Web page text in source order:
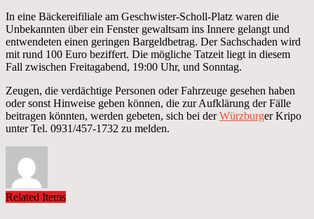
In eine Bäckereifiliale am Geschwister-Scholl-Platz waren die
Unbekannten über ein Fenster gewaltsam ins Innere gelangt und
entwendeten einen geringen Bargeldbetrag. Der Sachschaden wird
mit rund 100 Euro beziffert. Die mögliche Tatzeit liegt in diesem
Fall zwischen Freitagabend, 19:00 Uhr, und Sonntag.
Zeugen, die verdächtige Personen oder Fahrzeuge gesehen haben
oder sonst Hinweise geben können, die zur Aufklärung der Fälle
beitragen könnten, werden gebeten, sich bei derWürzburger Kripo
unter Tel. 0931/457-1732 zu melden.
Related Items